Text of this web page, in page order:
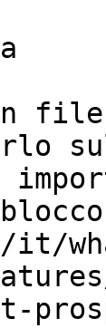
it/